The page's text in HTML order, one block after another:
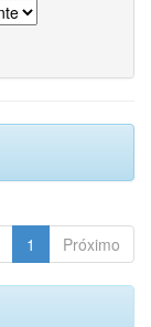
1 Próximo